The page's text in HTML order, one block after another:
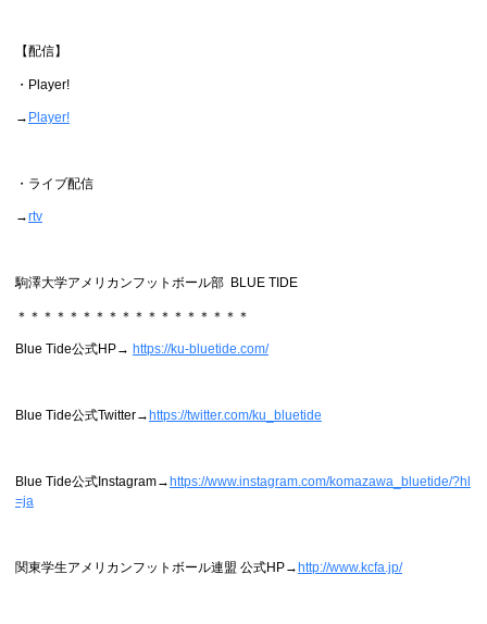
【配信】
・Player!
→ Player!
・ライブ配信
→rtv
駒澤大学アメリカンフットボール部 BLUE TIDE
＊＊＊＊＊＊＊＊＊＊＊＊＊＊＊＊＊＊
Blue Tide公式HP→ https://ku-bluetide.com/
Blue Tide公式Twitter→ https://twitter.com/ku_bluetide
Blue Tide公式Instagram→ https://www.instagram.com/komazawa_bluetide/?hl
=ja
関東学生アメリカンフットボール連盟 公式HP→http://www.kcfa.jp/